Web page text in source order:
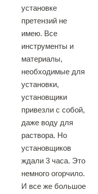
установке
претензий не
имею. Все
инструменты и
материалы,
необходимые для
установки,
установщики
привезли с собой,
даже воду для
раствора. Но
установщиков
ждали 3 часа. Это
немного огорчило.
И все же большое